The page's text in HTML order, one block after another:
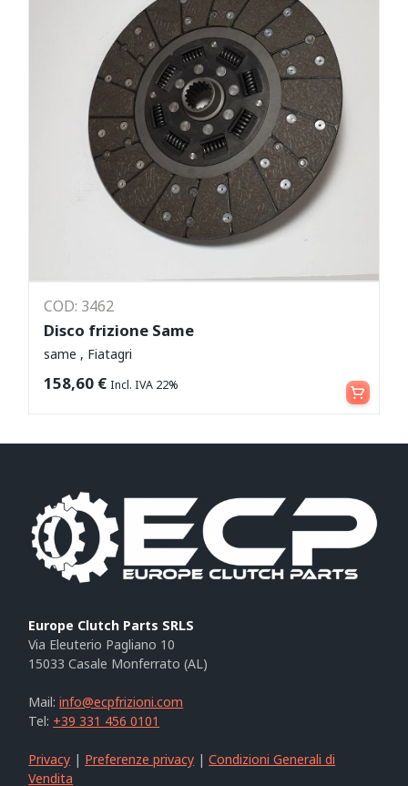
COD: 3462
Disco frizione Same
same , Fiatagri
158,60 € Incl. IVA 22% Aggiungi al carrello
Europe Clutch Parts SRLS
Via Eleuterio Pagliano 10
15033 Casale Monferrato (AL)
Mail:info@ecpfrizioni.com
Tel: +39 331 456 0101
Privacy | Preferenze privacy |Condizioni Generali di
Vendita